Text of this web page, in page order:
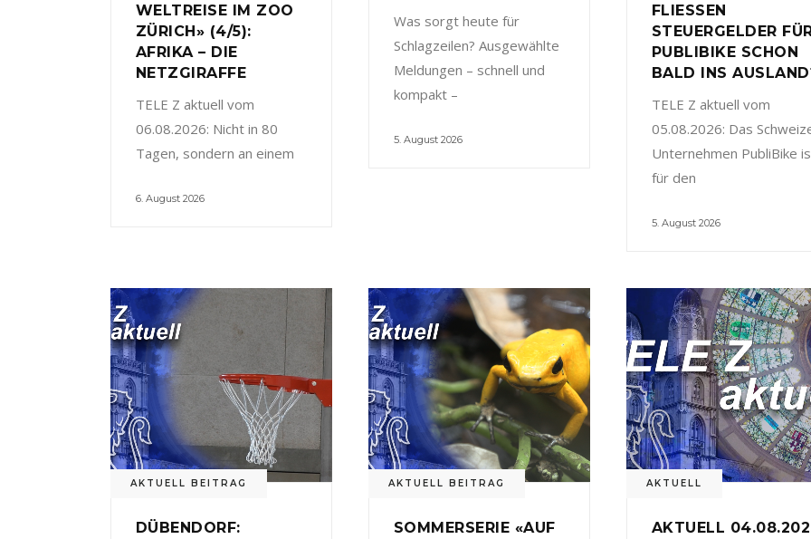
WELTREISE IM ZOO
ZÜRICH» (4/5):
AFRIKA – DIE
NETZGIRAFFE
TELE Z aktuell vom
06.08.2026: Nicht in 80
Tagen, sondern an einem
6. August 2026
Was sorgt heute für
Schlagzeilen? Ausgewählte
Meldungen – schnell und
kompakt –
5. August 2026
FLIESSEN
STEUERGELDER
PUBLIBIKE SCHON
BALD INS
TELE Z aktuell vom
05.08.2026: Das
Unternehmen PubliBike
für den
5. August 2026
AKTUELL BEITRAG
DÜBENDORF:
AKTUELL BEITRAG
SOMMERSERIE «AUF
AKTUELL
AKTUELL